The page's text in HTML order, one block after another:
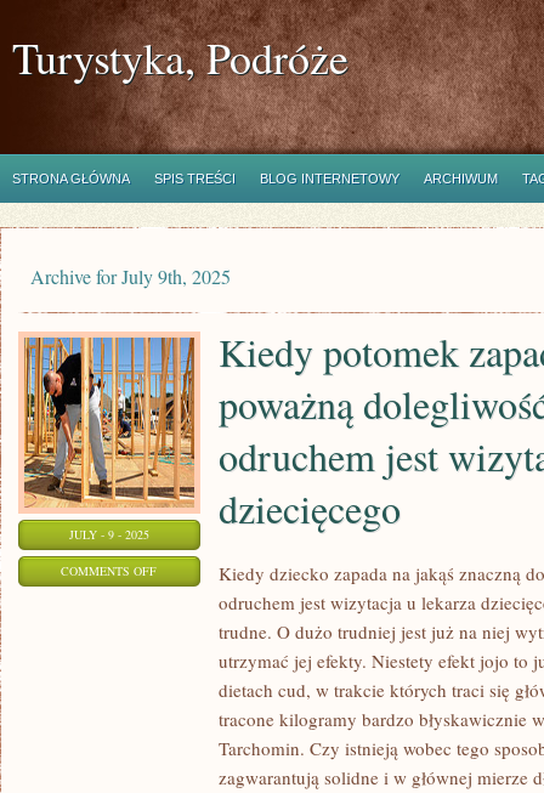
Turystyka, Podróże
STRONA GŁÓWNA SPIS TREŚCI BLOG INTERNETOWY ARCHIWUM
Archive for July 9th, 2025
JULY - 9 - 2025
COMMENTS OFFON
DOLEGLIWOŚĆ
Kiedy potomek
poważną
odruchem jest
dziecięcego
Kiedy dziecko zapada na jakąś znaczną
odruchem jest wizytacja u lekarza
trudne. O dużo trudniej jest już na niej
utrzymać jej efekty. Niestety efekt jojo to
dietach cud, w trakcie których traci się
tracone kilogramy bardzo błyskawicznie
Tarchomin. Czy istnieją wobec tego
zagwarantują solidne i w głównej mierze